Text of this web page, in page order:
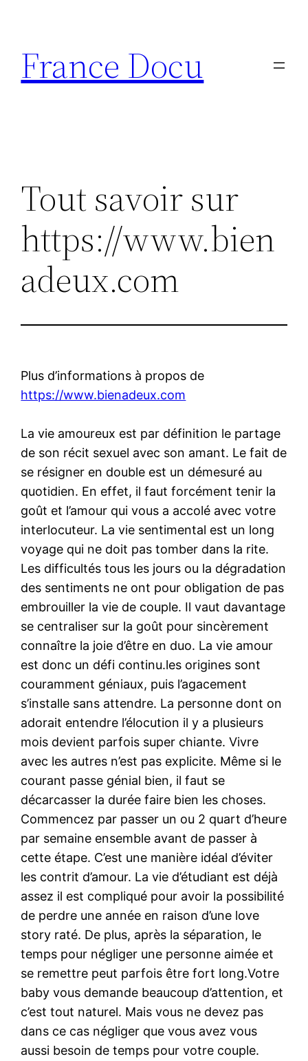
contenu
France Docu
Tout savoir sur
https://www.bien
adeux.com
Plus d’informations à propos de
https://www.bienadeux.com
La vie amoureux est par définition le partage
de son récit sexuel avec son amant. Le fait de
se résigner en double est un démesuré au
quotidien. En effet, il faut forcément tenir la
goût et l’amour qui vous a accolé avec votre
interlocuteur. La vie sentimental est un long
voyage qui ne doit pas tomber dans la rite.
Les difficultés tous les jours ou la dégradation
des sentiments ne ont pour obligation de pas
embrouiller la vie de couple. Il vaut davantage
se centraliser sur la goût pour sincèrement
connaître la joie d’être en duo. La vie amour
est donc un défi continu.les origines sont
couramment géniaux, puis l’agacement
s’installe sans attendre. La personne dont on
adorait entendre l’élocution il y a plusieurs
mois devient parfois super chiante. Vivre
avec les autres n’est pas explicite. Même si le
courant passe génial bien, il faut se
décarcasser la durée faire bien les choses.
Commencez par passer un ou 2 quart d’heure
par semaine ensemble avant de passer à
cette étape. C’est une manière idéal d’éviter
les contrit d’amour. La vie d’étudiant est déjà
assez il est compliqué pour avoir la possibilité
de perdre une année en raison d’une love
story raté. De plus, après la séparation, le
temps pour négliger une personne aimée et
se remettre peut parfois être fort long.Votre
baby vous demande beaucoup d’attention, et
c’est tout naturel. Mais vous ne devez pas
dans ce cas négliger que vous avez vous
aussi besoin de temps pour votre couple.